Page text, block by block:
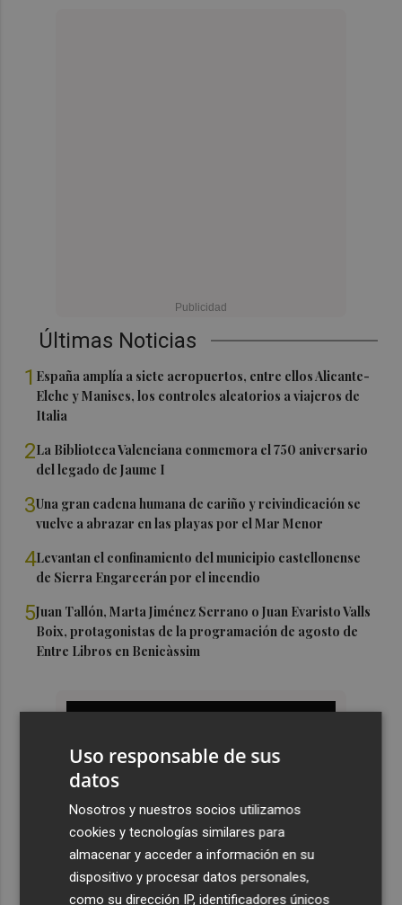
Últimas Noticias
1 España amplía a siete aeropuertos, entre ellos Alicante-
Elche y Manises, los controles aleatorios a viajeros de
Italia
2La Biblioteca Valenciana conmemora el 750 aniversario
del legado de Jaume I
3Una gran cadena humana de cariño y reivindicación se
vuelve a abrazar en las playas por el Mar Menor
4Levantan el confinamiento del municipio castellonense
de Sierra Engarcerán por el incendio
5Juan Tallón, Marta Jiménez Serrano o Juan Evaristo Valls
Boix, protagonistas de la programación de agosto de
Entre Libros en Benicàssim
Uso responsable de sus
datos
Nosotros y nuestros socios utilizamos
cookies y tecnologías similares para
almacenar y acceder a información en su
dispositivo y procesar datos personales,
como su dirección IP, identificadores únicos